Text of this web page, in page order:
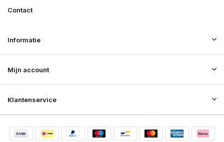
Klantenservice
Mijn account
Informatie
Contact